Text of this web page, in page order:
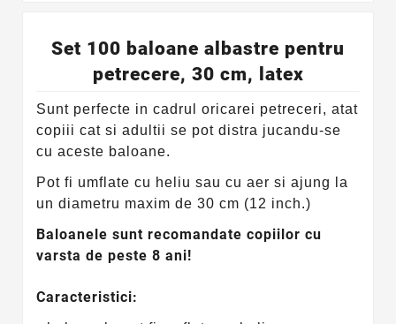
Set 100 baloane albastre pentru
petrecere, 30 cm, latex
Sunt perfecte in cadrul oricarei petreceri, atat
copiii cat si adultii se pot distra jucandu-se
cu aceste baloane.
Pot fi umflate cu heliu sau cu aer si ajung la
un diametru maxim de 30 cm (12 inch.)
Baloanele sunt recomandate copiilor cu
varsta de peste 8 ani!
Caracteristici: